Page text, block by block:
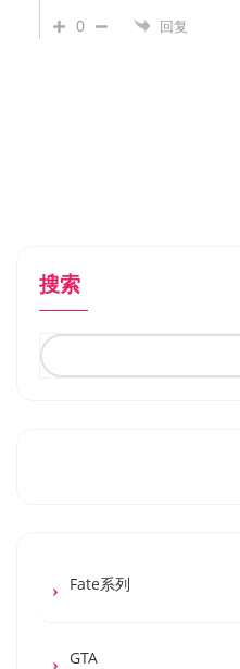
0 回复
搜索
Fate系列
GTA